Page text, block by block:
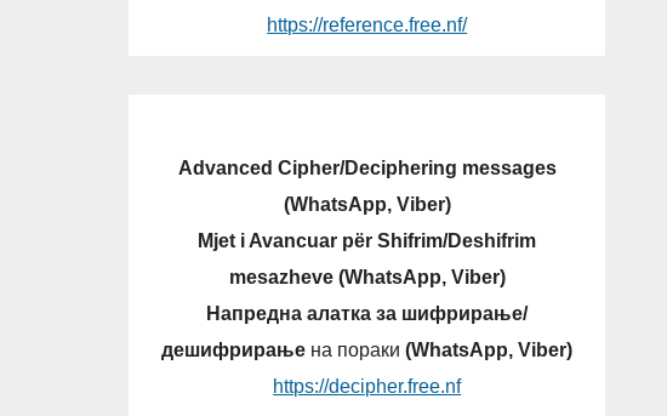
https://reference.free.nf/
Advanced Cipher/Deciphering messages
(WhatsApp, Viber)
Mjet i Avancuar për Shifrim/Deshifrim
mesazheve (WhatsApp, Viber)
Напредна алатка за шифрирање/
дешифрирање на пораки(WhatsApp, Viber)
https://decipher.free.nf